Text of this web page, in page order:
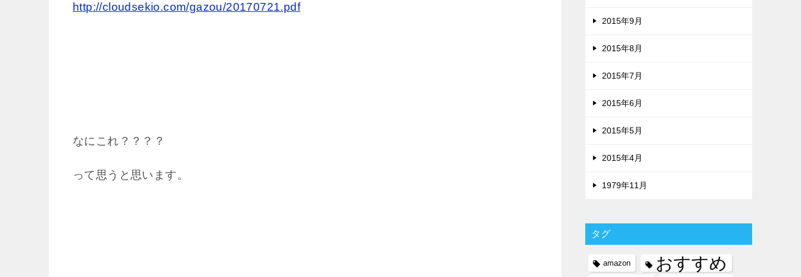
http://cloudsekio.com/gazou/20170721.pdf
なにこれ？？？？
って思うと思います。
2015年9月
2015年8月
2015年7月
2015年6月
2015年5月
2015年4月
1979年11月
タグ
amazon おすすめ